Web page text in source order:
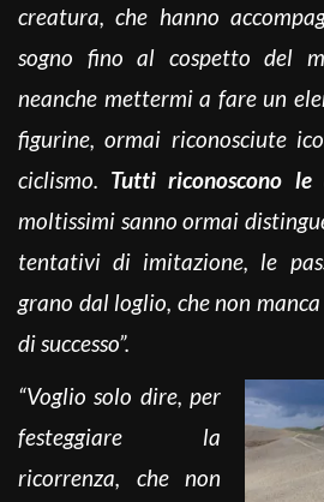
creatura, che hanno
sogno fino al cospetto del
neanche mettermi a fare un
figurine, ormai riconosciute
ciclismo. Tutti riconoscono le
moltissimi sanno ormai
tentativi di imitazione, le
grano dal loglio, che non
di successo”.
“Voglio solo dire, per
festeggiare la
ricorrenza, che non